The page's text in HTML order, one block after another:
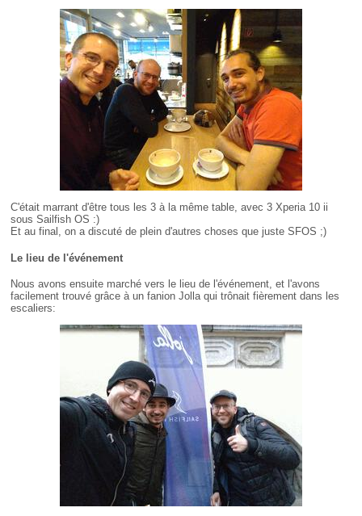
C'était marrant d'être tous les 3 à la même table, avec 3 Xperia 10 ii
sous Sailfish OS :)
Et au final, on a discuté de plein d'autres choses que juste SFOS ;)
Le lieu de l'événement
Nous avons ensuite marché vers le lieu de l'événement, et l'avons
facilement trouvé grâce à un fanion Jolla qui trônait fièrement dans les
escaliers: